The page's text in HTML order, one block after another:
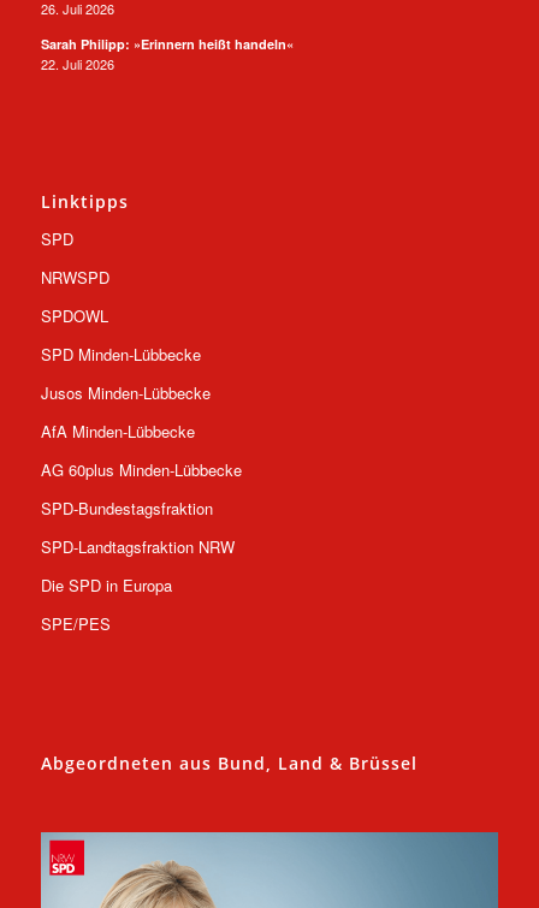
26. Juli 2026
Sarah Philipp: »Erinnern heißt handeln«
22. Juli 2026
Linktipps
SPD
NRWSPD
SPDOWL
SPD Minden-Lübbecke
Jusos Minden-Lübbecke
AfA Minden-Lübbecke
AG 60plus Minden-Lübbecke
SPD-Bundestagsfraktion
SPD-Landtagsfraktion NRW
Die SPD in Europa
SPE/PES
Abgeordneten aus Bund, Land & Brüssel